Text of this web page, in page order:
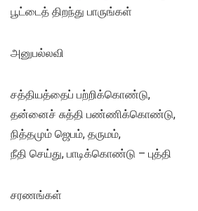
பூட்டைத் திறந்து பாருங்கள்
அனுபல்லவி
சத்தியத்தைப் பற்றிக்கொண்டு,
தன்னைச் சுத்தி பண்ணிக்கொண்டு,
நித்தமும் ஜெபம், தருமம்,
நீதி செய்து, பாடிக்கொண்டு – புத்தி
சரணங்கள்